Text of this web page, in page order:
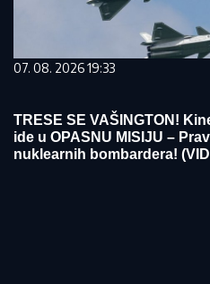
07. 08. 2026 19:33
TRESE SE VAŠINGTON!
ide u OPASNU MISIJU –
nuklearnih bombardera!